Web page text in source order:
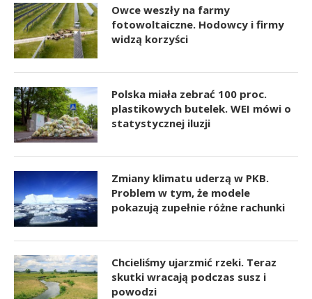
Owce weszły na farmy
fotowoltaiczne. Hodowcy i firmy
widzą korzyści
Polska miała zebrać 100 proc.
plastikowych butelek. WEI mówi o
statystycznej iluzji
Zmiany klimatu uderzą w PKB.
Problem w tym, że modele
pokazują zupełnie różne rachunki
Chcieliśmy ujarzmić rzeki. Teraz
skutki wracają podczas susz i
powodzi